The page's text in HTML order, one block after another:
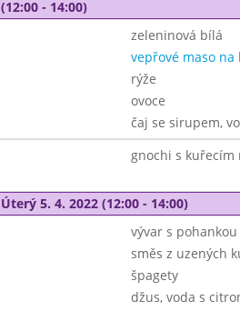
(12:00 - 14:00)
zeleninová bílá
vepřové maso na
rýže
ovoce
čaj se sirupem,
gnochi s kuřecím
Úterý 5. 4. 2022 (12:00 - 14:00)
vývar s pohankou
směs z uzených
špagety
džus, voda s